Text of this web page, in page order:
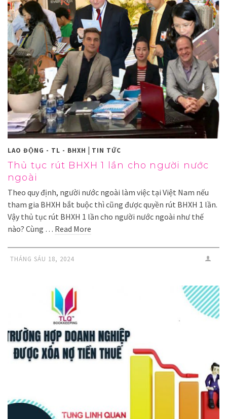
LAO ĐỘNG - TL - BHXH | TIN TỨC
Thủ tục rút BHXH 1 lần cho người nước
ngoài
Theo quy định, người nước ngoài làm việc tại Việt Nam nếu
tham gia BHXH bắt buộc thì cũng được quyền rút BHXH 1 lần.
Vậy thủ tục rút BHXH 1 lần cho người nước ngoài như thế
nào? Cùng … Read More
THÁNG SÁU 18, 2024